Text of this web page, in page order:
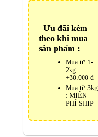
Ưu đãi kèm
theo khi mua
sản phẩm :
Mua từ 1-
2kg :
+30.000 đ
Mua từ 3kg
: MIỄN
PHÍ SHIP